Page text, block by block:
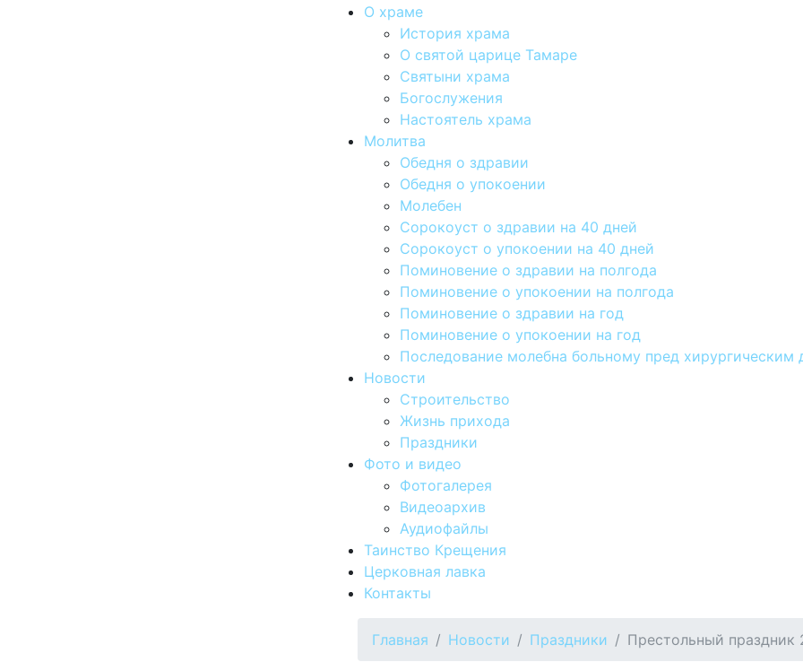
О храме
История храма
О святой царице Тамаре
Святыни храма
Богослужения
Настоятель храма
Молитва
Обедня о здравии
Обедня о упокоении
Молебен
Сорокоуст о здравии на 40 дней
Сорокоуст о упокоении на 40 дней
Поминовение о здравии на полгода
Поминовение о упокоении на полгода
Поминовение о здравии на год
Поминовение о упокоении на год
Последование молебна больному пред хирургическим
Новости
Строительство
Жизнь прихода
Праздники
Фото и видео
Фотогалерея
Видеоархив
Аудиофайлы
Таинство Крещения
Церковная лавка
Контакты
Главная Новости Праздники Престольный праздник